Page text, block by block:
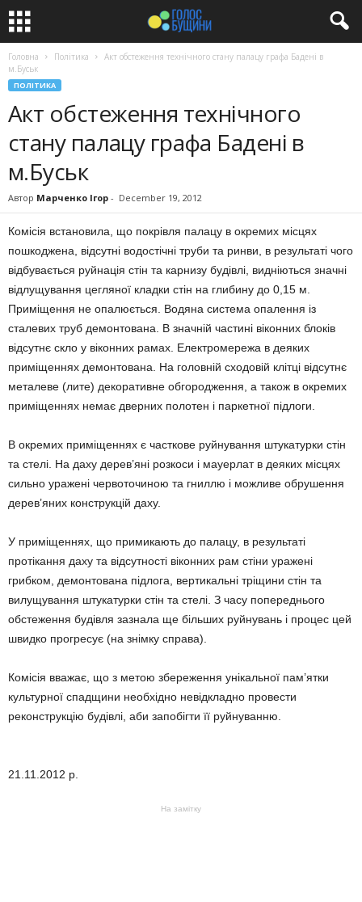
Головна Політика
Акт обстеження технічного стану палацу графа Бадені в
м.Буськ
ПОЛІТИКА
Акт обстеження технічного
стану палацу графа Бадені в
м.Буськ
Автор Марченко Ігор - December 19, 2012
Комісія встановила, що покрівля палацу в окремих місцях
пошкоджена, відсутні водостічні труби та ринви, в результаті чого
відбувається руйнація стін та карнизу будівлі, видніються значні
відлущування цегляної кладки стін на глибину до 0,15 м.
Приміщення не опалюється. Водяна система опалення із
сталевих труб демонтована. В значній частині віконних блоків
відсутнє скло у віконних рамах. Електромережа в деяких
приміщеннях демонтована. На головній сходовій клітці відсутнє
металеве (лите) декоративне обгородження, а також в окремих
приміщеннях немає дверних полотен і паркетної підлоги.
В окремих приміщеннях є часткове руйнування штукатурки стін
та стелі. На даху дерев’яні розкоси і мауерлат в деяких місцях
сильно уражені червоточиною та гниллю і можливе обрушення
дерев’яних конструкцій даху.
У приміщеннях, що примикають до палацу, в результаті
протікання даху та відсутності віконних рам стіни уражені
грибком, демонтована підлога, вертикальні тріщини стін та
вилущування штукатурки стін та стелі. З часу попереднього
обстеження будівля зазнала ще більших руйнувань і процес цей
швидко прогресує (на знімку справа).
Комісія вважає, що з метою збереження унікальної пам’ятки
культурної спадщини необхідно невідкладно провести
реконструкцію будівлі, аби запобігти її руйнуванню.
21.11.2012 р.
На замітку